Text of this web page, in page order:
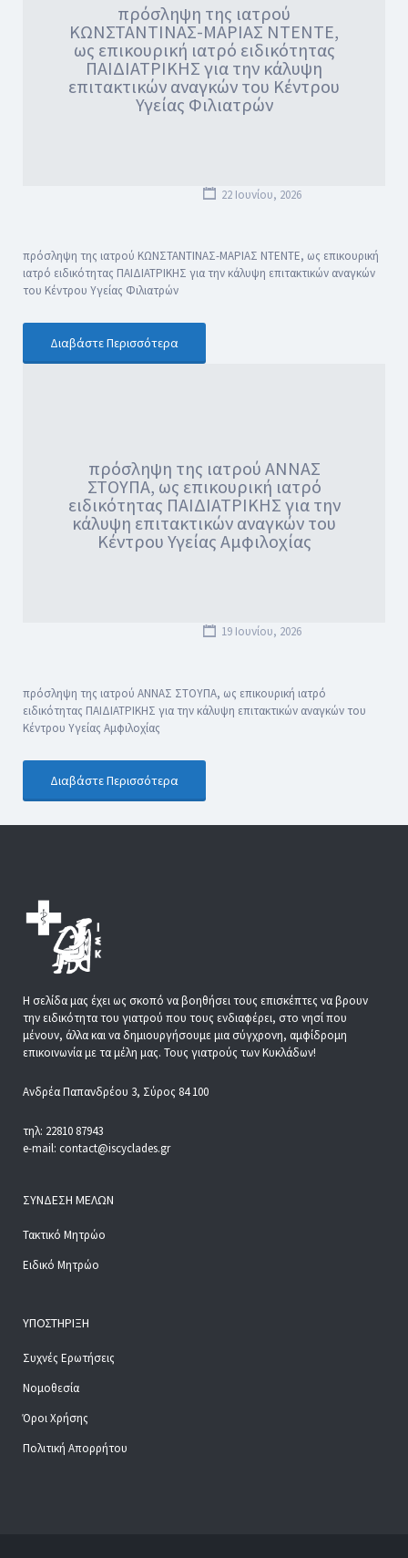
πρόσληψη της ιατρού
ΚΩΝΣΤΑΝΤΙΝΑΣ-ΜΑΡΙΑΣ ΝΤΕΝΤΕ,
ως επικουρική ιατρό ειδικότητας
ΠΑΙΔΙΑΤΡΙΚΗΣ για την κάλυψη
επιτακτικών αναγκών του Κέντρου
Υγείας Φιλιατρών
22 Ιουνίου, 2026
πρόσληψη της ιατρού ΚΩΝΣΤΑΝΤΙΝΑΣ-ΜΑΡΙΑΣ ΝΤΕΝΤΕ, ως επικουρική
ιατρό ειδικότητας ΠΑΙΔΙΑΤΡΙΚΗΣ για την κάλυψη επιτακτικών αναγκών
του Κέντρου Υγείας Φιλιατρών
Διαβάστε Περισσότερα
πρόσληψη της ιατρού ΑΝΝΑΣ
ΣΤΟΥΠΑ, ως επικουρική ιατρό
ειδικότητας ΠΑΙΔΙΑΤΡΙΚΗΣ για την
κάλυψη επιτακτικών αναγκών του
Κέντρου Υγείας Αμφιλοχίας
19 Ιουνίου, 2026
πρόσληψη της ιατρού ΑΝΝΑΣ ΣΤΟΥΠΑ, ως επικουρική ιατρό
ειδικότητας ΠΑΙΔΙΑΤΡΙΚΗΣ για την κάλυψη επιτακτικών αναγκών του
Κέντρου Υγείας Αμφιλοχίας
Διαβάστε Περισσότερα
Η σελίδα μας έχει ως σκοπό να βοηθήσει τους επισκέπτες να βρουν
την ειδικότητα του γιατρού που τους ενδιαφέρει, στο νησί που
μένουν, άλλα και να δημιουργήσουμε μια σύγχρονη, αμφίδρομη
επικοινωνία με τα μέλη μας. Τους γιατρούς των Κυκλάδων!
Ανδρέα Παπανδρέου 3, Σύρος 84 100
τηλ: 22810 87943
e-mail: contact@iscyclades.gr
ΣΎΝΔΕΣΗ ΜΕΛΏΝ
Τακτικό Μητρώο
Ειδικό Μητρώο
ΥΠΟΣΤΉΡΙΞΗ
Συχνές Ερωτήσεις
Νομοθεσία
Όροι Χρήσης
Πολιτική Απορρήτου